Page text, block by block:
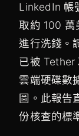
LinkedIn 帳
取約 100 萬
進行洗錢。
已被 Tether
雲端硬碟數
圖。此報告
份核查的標